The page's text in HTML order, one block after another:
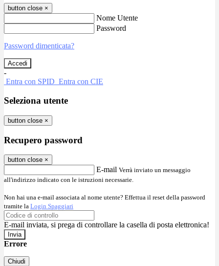
button close ×
Nome Utente
Password
Password dimenticata?
-
Entra con SPID Entra con CIE
Seleziona utente
button close ×
Recupero password
button close ×
E-mail Verrà inviato un messaggio
all'indirizzo indicato con le istruzioni necessarie.
Non hai una e-mail associata al nome utente? Effettua il reset della password
tramite la Login Spaggiari
E-mail inviata, si prega di controllare la casella di posta elettronica!
Errore
Chiudi